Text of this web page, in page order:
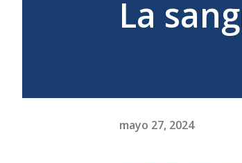
La
mayo 27, 2024